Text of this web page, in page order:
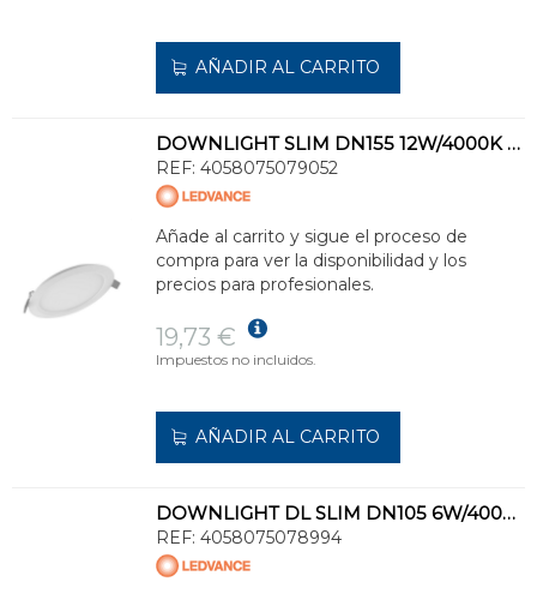
AÑADIR AL CARRITO
DOWNLIGHT SLIM DN155 12W/4000K WT IP20 1020lm
REF: 4058075079052
Añade al carrito y sigue el proceso de
compra para ver la disponibilidad y los
precios para profesionales.
19,73 €
Impuestos no incluidos.
AÑADIR AL CARRITO
DOWNLIGHT DL SLIM DN105 6W/4000K WT IP20 430lm 30000h
REF: 4058075078994